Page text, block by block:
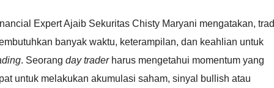
Expert Ajaib Sekuritas Chisty Maryani mengatakan,
banyak waktu, keterampilan, dan keahlian untuk
. Seorang day traderharus mengetahui momentum yang
untuk melakukan akumulasi saham, sinyal bullish atau